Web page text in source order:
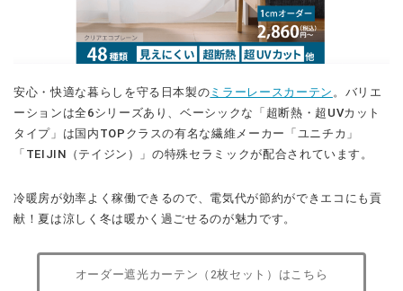
安心・快適な暮らしを守る日本製の ミラーレースカーテン 。バリエ
ーションは全6シリーズあり、ベーシックな「超断熱・超UVカット
タイプ」は国内TOPクラスの有名な繊維メーカー「ユニチカ」
「TEIJIN（テイジン）」の特殊セラミックが配合されています。
冷暖房が効率よく稼働できるので、電気代が節約ができエコにも貢
献！夏は涼しく冬は暖かく過ごせるのが魅力です。
オーダー遮光カーテン（2枚セット）はこちら